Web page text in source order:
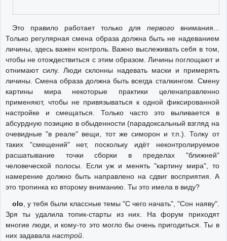
Это правило работает только для первоговнимания...
Только регулярная смена образа должна быть не надеванием
личины, здесь важен контроль. Важно выслеживать себя в том,
чтобы не отождествиться с этим образом. Личины поглощают и
отнимают силу. Люди склонны надевать маски и примерять
личины. Смена образа должна быть всегда сталкингом. Смену
картины мира некоторые практики целенаправленно
применяют, чтобы не привязываться к одной фиксированной
настройке и смещаться. Только часто это выливается в
абсурдную позицию в обыденности (парадоксальный взгляд на
очевидные "в реале" вещи, тот же симорон и т.п.). Толку от
таких "смещений" нет, поскольку идёт неконтролируемое
расшатывание точки сборки в пределах "ближней"
человеческой полосы. Если уж и менять "картину мира", то
намерение должно быть направлено на сдвиг восприятия. А
это тропинка ко второму вниманию. Ты это имела в виду?
olo , у тебя были классные темы "С чего начать", "Сон наяву".
Зря ты удалила топик-старты из них. На форум приходят
многие люди, и кому-то это могло бы очень пригодиться. Ты в
них задавала настрой